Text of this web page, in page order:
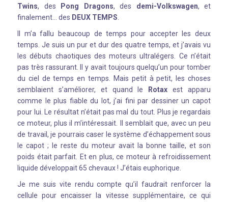
Twins, des Pong Dragons, des demi-Volkswagen, et
finalement… des DEUX TEMPS.
Il m’a fallu beaucoup de temps pour accepter les deux
temps. Je suis un pur et dur des quatre temps, et j’avais vu
les débuts chaotiques des moteurs ultralégers. Ce n’était
pas très rassurant. Il y avait toujours quelqu’un pour tomber
du ciel de temps en temps. Mais petit à petit, les choses
semblaient s’améliorer, et quand le
Rotax est apparu
comme le plus fiable du lot, j’ai fini par dessiner un capot
pour lui. Le résultat n’était pas mal du tout. Plus je regardais
ce moteur, plus il m’intéressait. Il semblait que, avec un peu
de travail, je pourrais caser le système d’échappement sous
le capot ; le reste du moteur avait la bonne taille, et son
poids était parfait. Et en plus, ce moteur à refroidissement
liquide développait 65 chevaux ! J’étais euphorique.
Je me suis vite rendu compte qu’il faudrait renforcer la
cellule pour encaisser la vitesse supplémentaire, ce qui